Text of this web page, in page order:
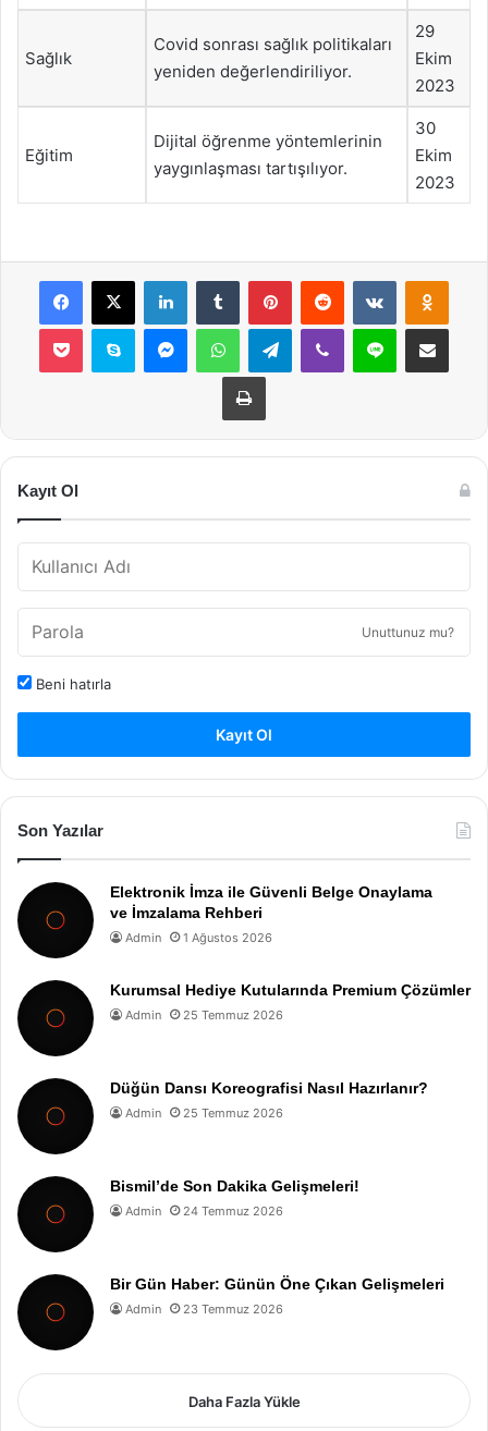
Sağlık
Covid sonrası sağlık politikaları
yeniden değerlendiriliyor.
29
Ekim
2023
Eğitim
Dijital öğrenme yöntemlerinin
yaygınlaşması tartışılıyor.
30
Ekim
2023
Facebook
X LinkedInTumblr PinterestReddit VKontakte
Pocket Skype MessengerWhatsAppTelegramViber Line E-Posta ile
Yazdır
Kayıt Ol
Unuttunuz mu?
Beni hatırla
Kayıt Ol
Son Yazılar
Elektronik İmza ile Güvenli Belge Onaylama
ve İmzalama Rehberi
Admin 1 Ağustos 2026
Kurumsal Hediye Kutularında Premium Çözümler
Admin 25 Temmuz 2026
Düğün Dansı Koreografisi Nasıl Hazırlanır?
Admin 25 Temmuz 2026
Bismil’de Son Dakika Gelişmeleri!
Admin 24 Temmuz 2026
Bir Gün Haber: Günün Öne Çıkan Gelişmeleri
Admin 23 Temmuz 2026
Daha Fazla Yükle